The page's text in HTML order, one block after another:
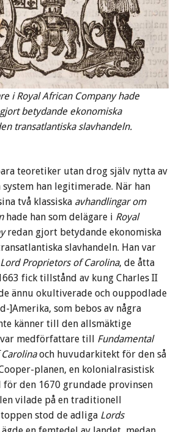
i Royal African Company hade
betydande ekonomiska
transatlantiska slavhandeln.
teoretiker utan drog själv nytta av
han legitimerade. När han
två klassiska avhandlingar om
hade han som delägare i Royal
redan gjort betydande ekonomiska
slavhandeln. Han var
Lord Proprietors of Carolina, de åtta
fick tillstånd av kung Charles II
ännu okultiverade och ouppodlade
]Amerika, som bebos av några
känner till den allsmäktige
var medförfattare till Fundamental
och huvudarkitekt för den så
planen, en kolonialrasistisk
för den 1670 grundade provinsen
vilade på en traditionell
stod de adliga Lords